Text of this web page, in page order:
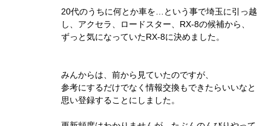
20代のうちに何とか車を…という事で埼玉に引っ越
し、アクセラ、ロードスター、RX-8の候補から、
ずっと気になっていたRX-8に決めました。
みんからは、前から見ていたのですが、
参考にするだけでなく情報交換もできたらいいなと
思い登録することにしました。